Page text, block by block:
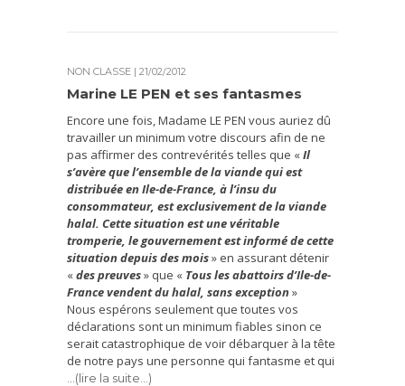
NON CLASSÉ | 21/02/2012
Marine LE PEN et ses fantasmes
Encore une fois, Madame LE PEN vous auriez dû
travailler un minimum votre discours afin de ne
pas affirmer des contrevérités telles que «Il
s’avère que l’ensemble de la viande qui est
distribuée en Ile-de-France, à l’insu du
consommateur, est exclusivement de la viande
halal. Cette situation est une véritable
tromperie, le gouvernement est informé de cette
situation depuis des mois» en assurant détenir
«des preuves» que « Tous les abattoirs d’Ile-de-
France vendent du halal, sans exception»
Nous espérons seulement que toutes vos
déclarations sont un minimum fiables sinon ce
serait catastrophique de voir débarquer à la tête
de notre pays une personne qui fantasme et qui
…(lire la suite…)